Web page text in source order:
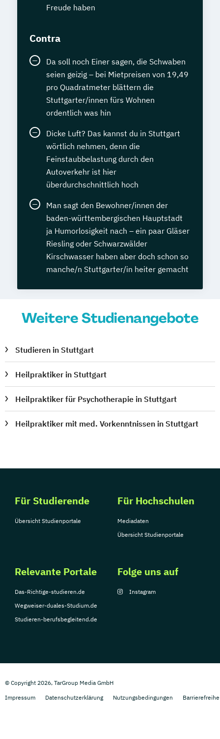
Freude haben
Contra
Da soll noch Einer sagen, die Schwaben
seien geizig – bei Mietpreisen von 19,49
pro Quadratmeter blättern die
Stuttgarter/innen fürs Wohnen
ordentlich was hin
Dicke Luft? Das kannst du in Stuttgart
wörtlich nehmen, denn die
Feinstaubbelastung durch den
Autoverkehr ist hier
überdurchschnittlich hoch
Man sagt den Bewohner/innen der
baden-württembergischen Hauptstadt
ja Humorlosigkeit nach – ein paar Gläser
Riesling oder Schwarzwälder
Kirschwasser haben aber doch schon so
manche/n Stuttgarter/in heiter gemacht
Weitere Studienangebote
Studieren in Stuttgart
Heilpraktiker in Stuttgart
Heilpraktiker für Psychotherapie in Stuttgart
Heilpraktiker mit med. Vorkenntnissen in Stuttgart
Für Studierende
Übersicht Studienportale
Für Hochschulen
Mediadaten
Übersicht Studienportale
Relevante Portale
Das-Richtige-studieren.de
Wegweiser-duales-Studium.de
Studieren-berufsbegleitend.de
Folge uns auf
Instagram
© Copyright 2026, TarGroup Media GmbH
Impressum
Datenschutzerklärung Nutzungsbedingungen